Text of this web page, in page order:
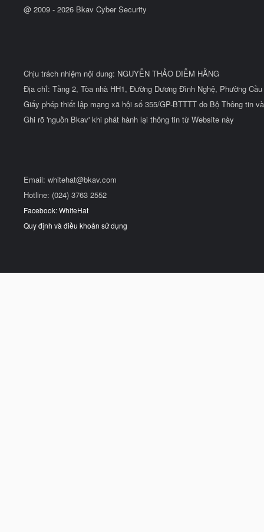
@ 2009 - 2026 Bkav Cyber Security
Chịu trách nhiệm nội dung: NGUYỄN THẢO DIỄM HẰNG
Địa chỉ: Tầng 2, Tòa nhà HH1, Đường Dương Đình Nghệ, Phường
Giấy phép thiết lập mạng xã hội số 355/GP-BTTTT do Bộ Thông tin
Ghi rõ 'nguồn Bkav' khi phát hành lại thông tin từ Website này
Email: whitehat@bkav.com
Hotline: (024) 3763 2552
Facebook: WhiteHat
Quy định và điều khoản sử dụng